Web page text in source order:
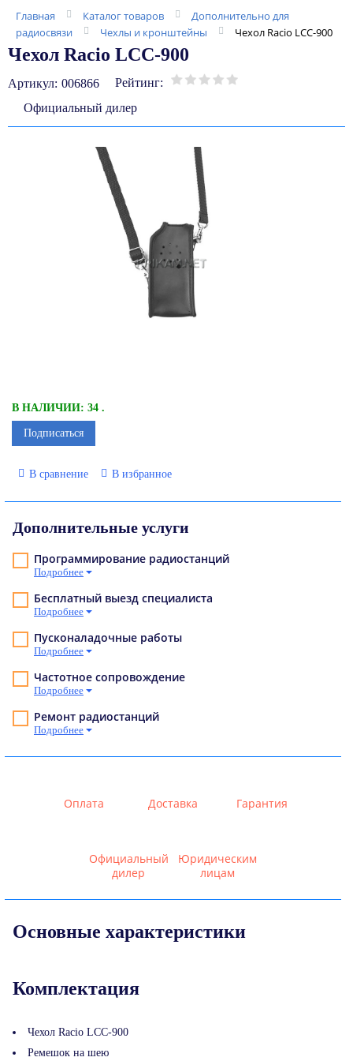
Главная Каталог товаров
Дополнительно для
радиосвязи
Чехлы и кронштейны Чехол Racio LCC-900
Чехол Racio LCC-900
Артикул: 006866
Рейтинг:
Официальный дилер
В НАЛИЧИИ: 34 .
Подписаться
В сравнение В избранное
Дополнительные услуги
Программирование радиостанций
Подробнее
Бесплатный выезд специалиста
Подробнее
Пусконаладочные работы
Подробнее
Частотное сопровождение
Подробнее
Ремонт радиостанций
Подробнее
Оплата Доставка Гарантия
Официальный
дилер
Юридическим
лицам
Основные характеристики
Комплектация
Чехол Racio LCC-900
Ремешок на шею